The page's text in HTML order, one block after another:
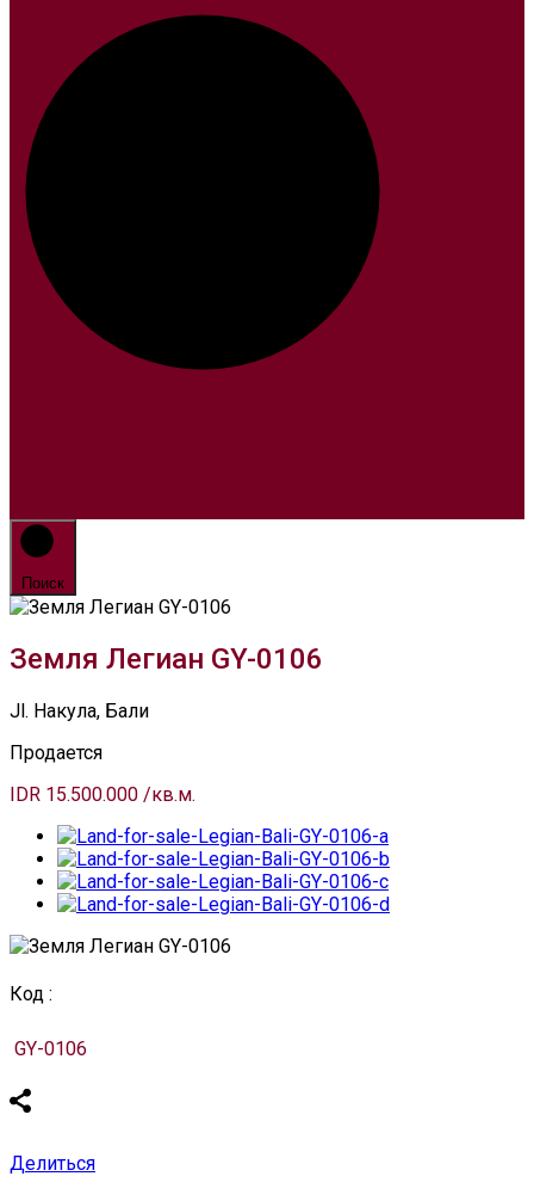
Поиск
Земля Легиан GY-0106
Jl. Накула, Бали
Продается
IDR 15.500.000 /кв.м.
Код :
GY-0106
Делиться